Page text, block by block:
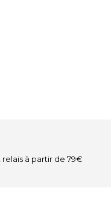
à partir de 79€